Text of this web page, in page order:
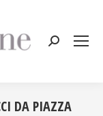
Cerca:
DA PIAZZA